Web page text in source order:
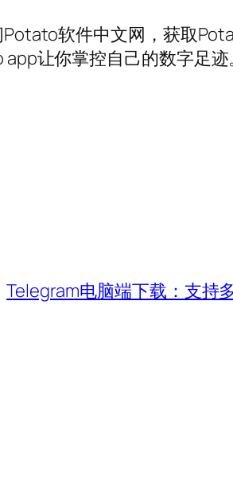
软件中文网，获取
让你掌控自己的数字足迹
Telegram电脑端下载：支持